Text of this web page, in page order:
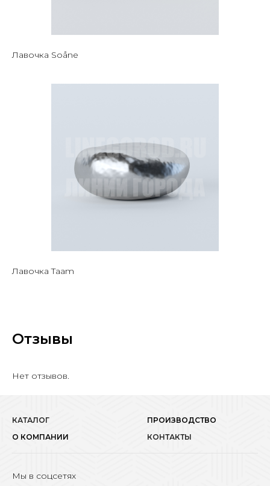
Лавочка Soåne
Лавочка Taam
Отзывы
Нет отзывов.
КАТАЛОГ
ПРОИЗВОДСТВО
О КОМПАНИИ
КОНТАКТЫ
Мы в соцсетях